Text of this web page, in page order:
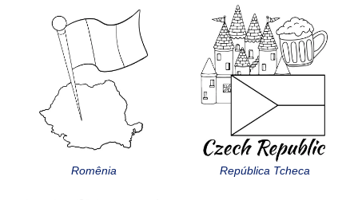
Romênia República Tcheca